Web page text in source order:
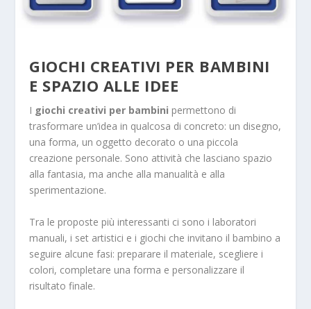
GIOCHI CREATIVI PER BAMBINI
E SPAZIO ALLE IDEE
I giochi creativi per bambini permettono di
trasformare un’idea in qualcosa di concreto: un disegno,
una forma, un oggetto decorato o una piccola
creazione personale. Sono attività che lasciano spazio
alla fantasia, ma anche alla manualità e alla
sperimentazione.
Tra le proposte più interessanti ci sono i laboratori
manuali, i set artistici e i giochi che invitano il bambino a
seguire alcune fasi: preparare il materiale, scegliere i
colori, completare una forma e personalizzare il
risultato finale.